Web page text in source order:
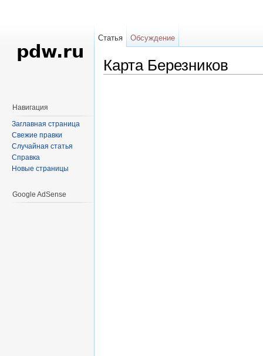
Карта Березников
Статья Обсуждение
Навигация
Заглавная страница
Свежие правки
Случайная статья
Справка
Новые страницы
Google AdSense